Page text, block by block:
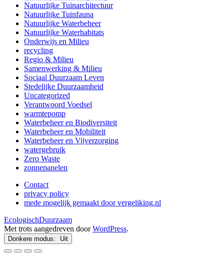
Natuurlijke Tuinarchitectuur
Natuurlijke Tuinfauna
Natuurlijke Waterbeheer
Natuurlijke Waterhabitats
Onderwijs en Milieu
recycling
Regio & Milieu
Samenwerking & Milieu
Sociaal Duurzaam Leven
Stedelijke Duurzaamheid
Uncategorized
Verantwoord Voedsel
warmtepomp
Waterbeheer en Biodiversiteit
Waterbeheer en Mobiliteit
Waterbeheer en Vijverzorging
watergebruik
Zero Waste
zonnepanelen
Contact
privacy policy
mede mogelijk gemaakt door vergeliking.nl
EcologischDuurzaam
Met trots aangedreven doorWordPress.
Donkere modus: